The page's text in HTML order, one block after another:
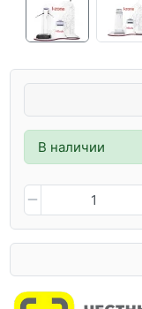
В наличии